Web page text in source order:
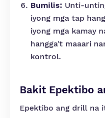
Bumilis: Unti-
iyong mga tap
iyong mga kamay
hangga't maaari
kontrol.
Bakit Epektibo
Epektibo ang drill na